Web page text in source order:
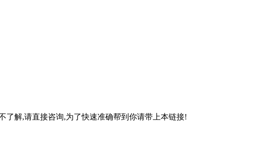
不了解,请直接咨询,为了快速准确帮到你请带上本链接!